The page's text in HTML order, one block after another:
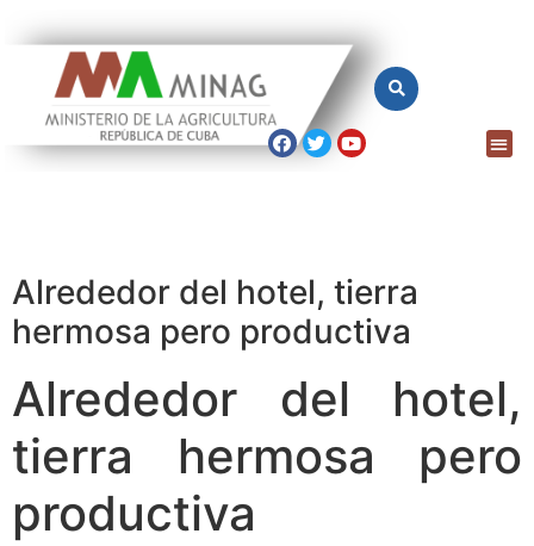
Alrededor del hotel, tierra
hermosa pero productiva
Alrededor del hotel,
tierra hermosa pero
productiva